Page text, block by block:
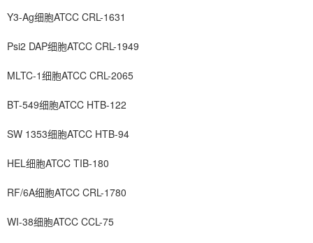
Y3-Ag细胞ATCC CRL-1631
Psi2 DAP细胞ATCC CRL-1949
MLTC-1细胞ATCC CRL-2065
BT-549细胞ATCC HTB-122
SW 1353细胞ATCC HTB-94
HEL细胞ATCC TIB-180
RF/6A细胞ATCC CRL-1780
WI-38细胞ATCC CCL-75